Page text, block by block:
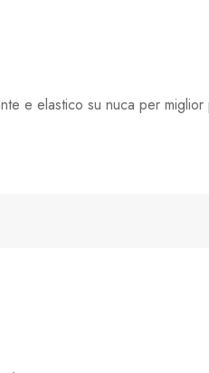
e elastico su nuca per miglior